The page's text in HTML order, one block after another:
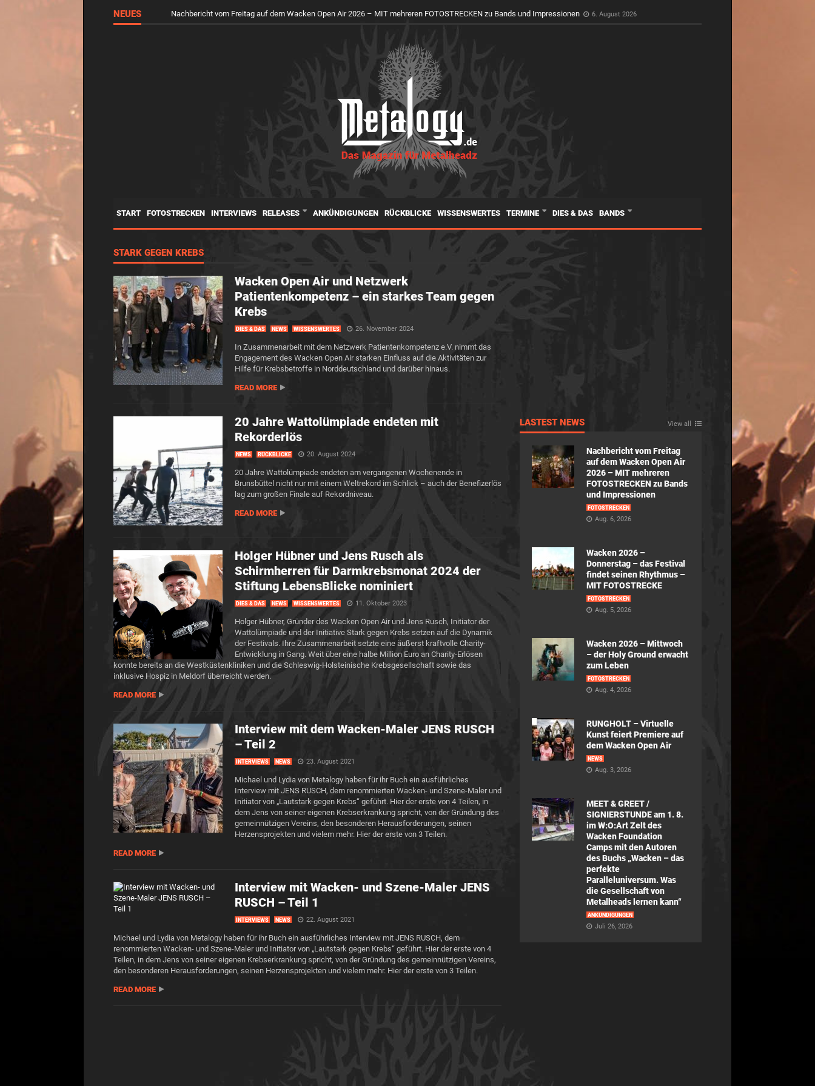
NEUES Nachbericht vom Freitag auf dem Wacken Open Air 2026 – MIT mehreren FOTOSTRECKEN zu Bands und Impressionen 6. August 2026
START FOTOSTRECKEN INTERVIEWS RELEASES ANKÜNDIGUNGEN RÜCKBLICKE WISSENSWERTES TERMINE DIES & DAS BANDS
STARK GEGEN KREBS
Wacken Open Air und Netzwerk
Patientenkompetenz – ein starkes Team gegen
Krebs
DIES & DAS NEWS WISSENSWERTES 26. November 2024
In Zusammenarbeit mit dem Netzwerk Patientenkompetenz e.V. nimmt das
Engagement des Wacken Open Air starken Einfluss auf die Aktivitäten zur
Hilfe für Krebsbetroffe in Norddeutschland und darüber hinaus.
READ MORE
20 Jahre Wattolümpiade endeten mit
Rekorderlös
NEWS RÜCKBLICKE 20. August 2024
20 Jahre Wattolümpiade endeten am vergangenen Wochenende in
Brunsbüttel nicht nur mit einem Weltrekord im Schlick – auch der Benefizerlös
lag zum großen Finale auf Rekordniveau.
READ MORE
Holger Hübner und Jens Rusch als
Schirmherren für Darmkrebsmonat 2024 der
Stiftung LebensBlicke nominiert
DIES & DAS NEWS WISSENSWERTES 11. Oktober 2023
Holger Hübner, Gründer des Wacken Open Air und Jens Rusch, Initiator der
Wattolümpiade und der Initiative Stark gegen Krebs setzen auf die Dynamik
der Festivals. Ihre Zusammenarbeit setzte eine äußerst kraftvolle Charity-
Entwicklung in Gang. Weit über eine halbe Million Euro an Charity-Erlösen
konnte bereits an die Westküstenkliniken und die Schleswig-Holsteinische Krebsgesellschaft sowie das
inklusive Hospiz in Meldorf überreicht werden.
READ MORE
Interview mit dem Wacken-Maler JENS RUSCH
– Teil 2
INTERVIEWS NEWS 23. August 2021
Michael und Lydia von Metalogy haben für ihr Buch ein ausführliches
Interview mit JENS RUSCH, dem renommierten Wacken- und Szene-Maler und
Initiator von „Lautstark gegen Krebs“ geführt. Hier der erste von 4 Teilen, in
dem Jens von seiner eigenen Krebserkrankung spricht, von der Gründung des
gemeinnützigen Vereins, den besonderen Herausforderungen, seinen
Herzensprojekten und vielem mehr. Hier der erste von 3 Teilen.
READ MORE
Interview mit Wacken- und Szene-Maler JENS
RUSCH – Teil 1
INTERVIEWS NEWS 22. August 2021
Michael und Lydia von Metalogy haben für ihr Buch ein ausführliches Interview mit JENS RUSCH, dem
renommierten Wacken- und Szene-Maler und Initiator von „Lautstark gegen Krebs“ geführt. Hier der erste von 4
Teilen, in dem Jens von seiner eigenen Krebserkrankung spricht, von der Gründung des gemeinnützigen Vereins,
den besonderen Herausforderungen, seinen Herzensprojekten und vielem mehr. Hier der erste von 3 Teilen.
READ MORE
LASTEST NEWS View all
Nachbericht vom Freitag
auf dem Wacken Open Air
2026 – MIT mehreren
FOTOSTRECKEN zu Bands
und Impressionen
FOTOSTRECKEN
Aug. 6, 2026
Wacken 2026 –
Donnerstag – das Festival
findet seinen Rhythmus –
MIT FOTOSTRECKE
FOTOSTRECKEN
Aug. 5, 2026
Wacken 2026 – Mittwoch
– der Holy Ground erwacht
zum Leben
FOTOSTRECKEN
Aug. 4, 2026
RUNGHOLT – Virtuelle
Kunst feiert Premiere auf
dem Wacken Open Air
NEWS
Aug. 3, 2026
MEET & GREET /
SIGNIERSTUNDE am 1. 8.
im W:O:Art Zelt des
Wacken Foundation
Camps mit den Autoren
des Buchs „Wacken – das
perfekte
Paralleluniversum. Was
die Gesellschaft von
Metalheads lernen kann“
ANKÜNDIGUNGEN
Juli 26, 2026